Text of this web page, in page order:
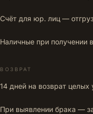
Счёт для юр. лиц —
Наличные при получении
ВОЗВРАТ
14 дней на возврат целых
При выявлении брака —